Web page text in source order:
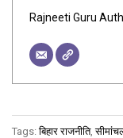
Rajneeti Guru
Tags:बिहार राजनीति,